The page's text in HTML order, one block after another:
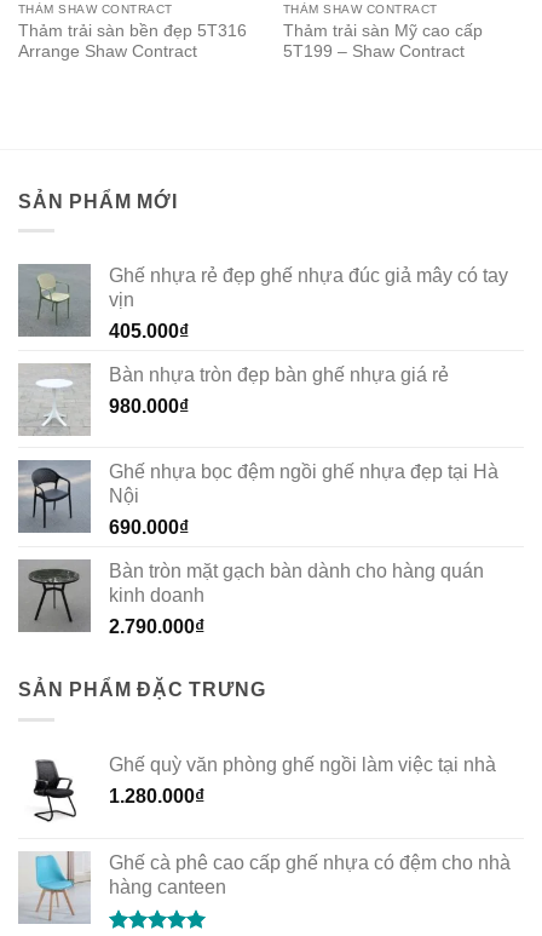
THẢM SHAW CONTRACT
Thảm trải sàn bền đẹp 5T316
Arrange Shaw Contract
THẢM SHAW CONTRACT
Thảm trải sàn Mỹ cao cấp
5T199 – Shaw Contract
SẢN PHẨM MỚI
Ghế nhựa rẻ đẹp ghế nhựa đúc giả mây có tay
vịn
405.000₫
Bàn nhựa tròn đẹp bàn ghế nhựa giá rẻ
980.000₫
Ghế nhựa bọc đệm ngồi ghế nhựa đẹp tại Hà
Nội
690.000₫
Bàn tròn mặt gạch bàn dành cho hàng quán
kinh doanh
2.790.000₫
SẢN PHẨM ĐẶC TRƯNG
Ghế quỳ văn phòng ghế ngồi làm việc tại nhà
1.280.000₫
Ghế cà phê cao cấp ghế nhựa có đệm cho nhà
hàng canteen